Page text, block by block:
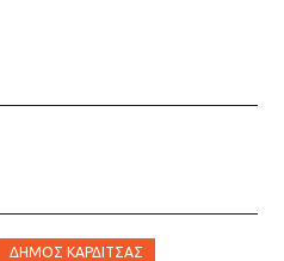
ΔΉΜΟΣ ΚΑΡΔΊΤΣΑΣ